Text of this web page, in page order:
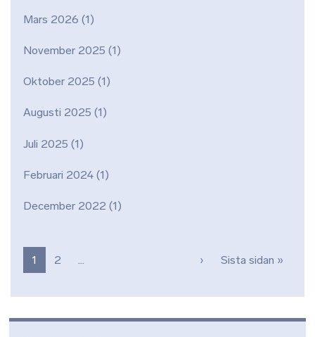
Mars 2026 (1)
November 2025 (1)
Oktober 2025 (1)
Augusti 2025 (1)
Juli 2025 (1)
Februari 2024 (1)
December 2022 (1)
Paginering
1 2 … › Nästa sida
Sista sidan »